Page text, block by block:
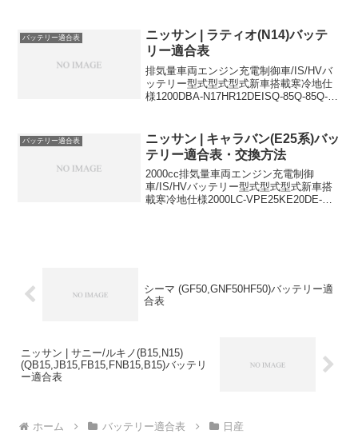
バッテリー適合表
ニッサン | ラティオ(N14)バッテ
リー適合表
排気量車両エンジン充電制御車/IS/HVバ
ッテリー型式型式型式新車搭載寒冷地仕
様1200DBA-N17HR12DEISQ-85Q-85Q-85
バッテリー適合表
ニッサン | キャラバン(E25系)バッ
テリー適合表・交換方法
2000cc排気量車両エンジン充電制御
車/IS/HVバッテリー型式型式型式新車搭
載寒冷地仕様2000LC-VPE25KE20DE-
シーマ (GF50,GNF50HF50)バッテリー適
合表
ニッサン | サニー/ルキノ(B15,N15)
(QB15,JB15,FB15,FNB15,B15)バッテリ
ー適合表
ホーム バッテリー適合表 日産